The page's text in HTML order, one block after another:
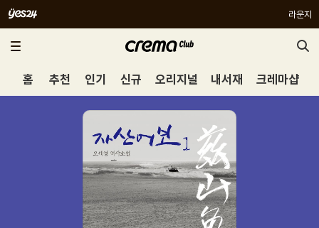
라운지
홈 추천 인기 신규 오리지널 내서재 크레마샵